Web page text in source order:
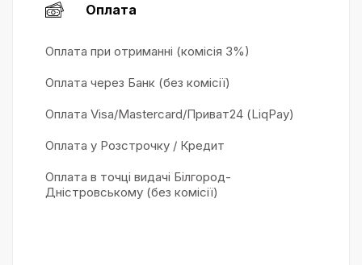
Оплата
Оплата при отриманні (комісія 3%)
Оплата через Банк (без комісії)
Оплата Visa/Mastercard/Приват24 (LiqPay)
Оплата у Розстрочку / Кредит
Оплата в точці видачі Білгород-
Дністровському (без комісії)